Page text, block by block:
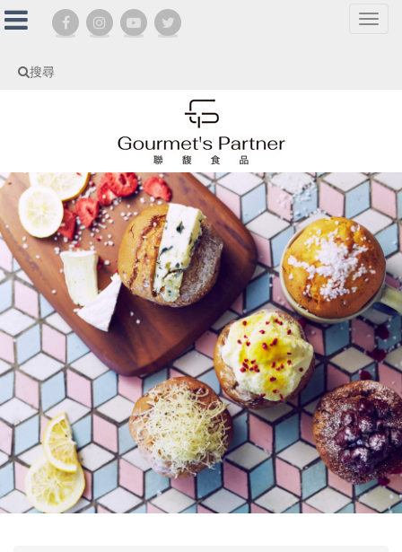
搜尋
選